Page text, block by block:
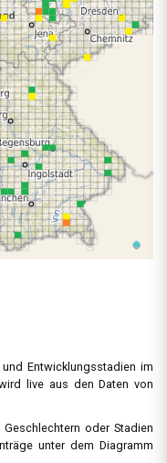
Entwicklungsstadien im
live aus den Daten von
oder Stadien
unter dem Diagramm